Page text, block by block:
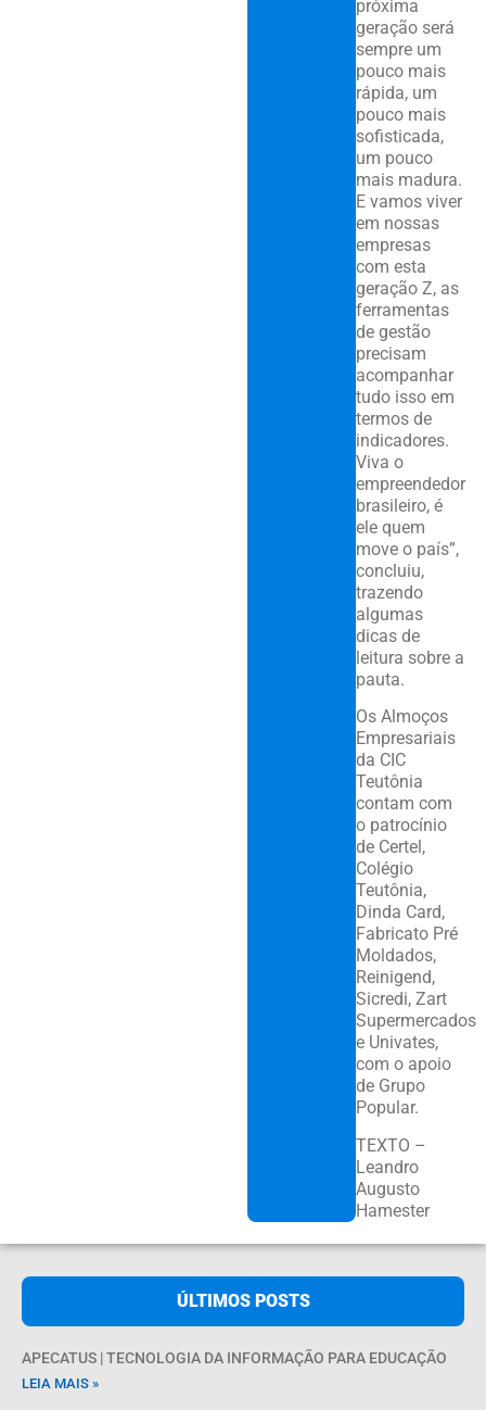
próxima
geração será
sempre um
pouco mais
rápida, um
pouco mais
sofisticada,
um pouco
mais madura.
E vamos viver
em nossas
empresas
com esta
geração Z, as
ferramentas
de gestão
precisam
acompanhar
tudo isso em
termos de
indicadores.
Viva o
empreendedor
brasileiro, é
ele quem
move o país”,
concluiu,
trazendo
algumas
dicas de
leitura sobre a
pauta.
Os Almoços
Empresariais
da CIC
Teutônia
contam com
o patrocínio
de Certel,
Colégio
Teutônia,
Dinda Card,
Fabricato Pré
Moldados,
Reinigend,
Sicredi, Zart
Supermercados
e Univates,
com o apoio
de Grupo
Popular.
TEXTO –
Leandro
Augusto
Hamester
ÚLTIMOS POSTS
APECATUS | TECNOLOGIA DA INFORMAÇÃO PARA EDUCAÇÃO
LEIA MAIS »